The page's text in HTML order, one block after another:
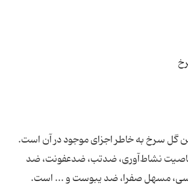
گل سرخ به خاطر اجزای موجود در آن است.
نشاط‌آوری، ضدتب، ضدعفونت، ضد